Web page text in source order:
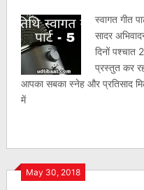
स्वागत गीत
सादर
दिनों पश्चात
प्रस्तुत कर
आपका सबका स्नेह और प्रतिसाद
में
May 30, 2018